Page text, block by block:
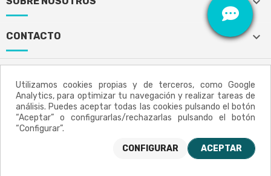
keyboard_arrow_down
CONTACTO
Aviso legal Política de privacidad
Política de cookies Mapa del sitio
Vitacor Medical © 2021
Utilizamos cookies propias y de terceros, como Google
Analytics, para optimizar tu navegación y realizar tareas de
análisis. Puedes aceptar todas las cookies pulsando el botón
“Aceptar” o configurarlas/rechazarlas pulsando el botón
“Configurar”.
ACEPTAR
CONFIGURAR